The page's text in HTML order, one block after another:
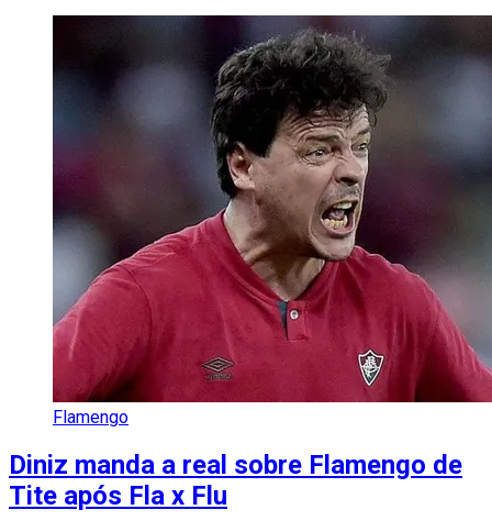
Flamengo
Diniz manda a real sobre Flamengo de
Tite após Fla x Flu